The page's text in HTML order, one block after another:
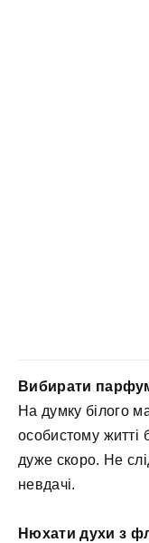
Вибирати
На думку білого
особистому житті
дуже скоро. Не
невдачі.
Нюхати духи з